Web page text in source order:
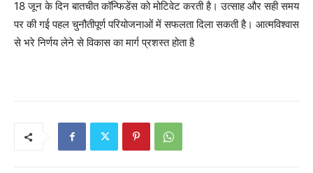
18 जून के दिन बातचीत कॉन्फिडेंस को मोटिवेट करती है। उत्साह और सही समय
पर की गई पहल चुनौतीपूर्ण परियोजनाओं में सफलता दिला सकती है। आत्मविश्वास
से भरे निर्णय लेने से विकास का मार्ग प्रशस्त होता है